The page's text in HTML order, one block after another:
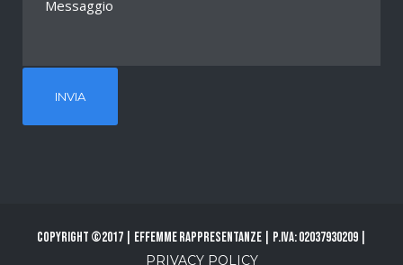
Copyright ©2017 | Effemme Rappresentanze | P.Iva: 02037930209 |
PRIVACY POLICY